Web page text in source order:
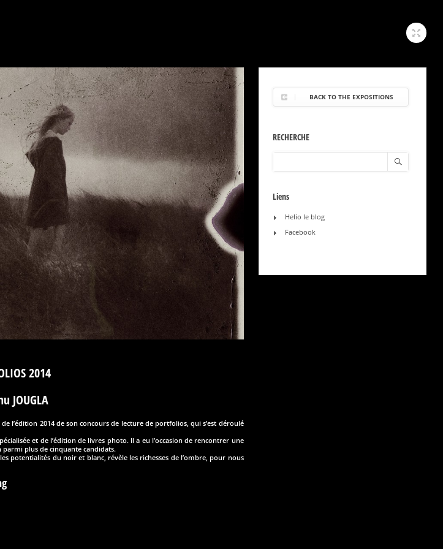
2014
JOUGLA
l’édition 2014 de son concours de lecture de portfolios, qui s’est déroulé
et de l’édition de livres photo. Il a eu l’occasion de rencontrer une
parmi plus de cinquante candidats.
potentialités du noir et blanc, révèle les richesses de l’ombre, pour nous
BACK TO THE EXPOSITIONS
RECHERCHE
Liens
Helio le blog
Facebook